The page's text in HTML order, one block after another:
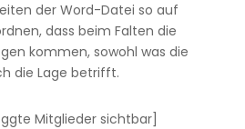
der Word-Datei so auf
dass beim Falten die
kommen, sowohl was die
die Lage betrifft.
Mitglieder sichtbar]